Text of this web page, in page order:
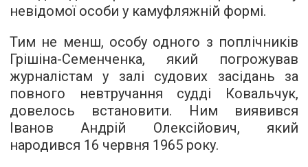
невідомої особи у камуфляжній формі.
Тим не менш, особу одного з поплічників
Грішіна-Семенченка, який погрожував
журналістам у залі судових засідань за
повного невтручання судді Ковальчук,
довелось встановити. Ним виявився
Іванов Андрій Олексійович, який
народився 16 червня 1965 року.